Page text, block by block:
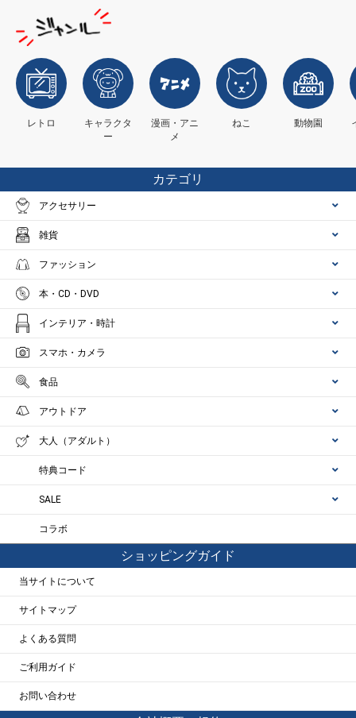
レトロ
キャラクタ
ー
漫画・アニ
メ
ねこ 動物園
カテゴリ
アクセサリー
雑貨
ファッション
本・CD・DVD
インテリア・時計
スマホ・カメラ
食品
アウトドア
大人（アダルト）
特典コード
SALE
コラボ
ショッピングガイド
当サイトについて
サイトマップ
よくある質問
ご利用ガイド
お問い合わせ